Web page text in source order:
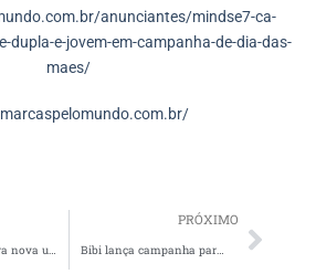
anunciantes/mindse7-ca-
dupla-e-jovem-em-campanha-de-dia-das-
maes/
PRÓXIMO
Bibi lança campanha para celebrar novo posicionamento da marca